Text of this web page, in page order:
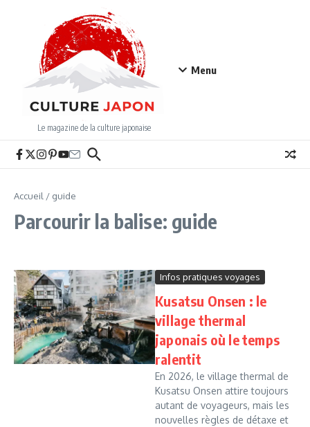
Le magazine de la culture japonaise
Menu
Accueil / guide
Parcourir la balise: guide
Infos pratiques voyages
Kusatsu Onsen : le
village thermal
japonais où le temps
ralentit
En 2026, le village thermal de
Kusatsu Onsen attire toujours
autant de voyageurs, mais les
nouvelles règles de détaxe et